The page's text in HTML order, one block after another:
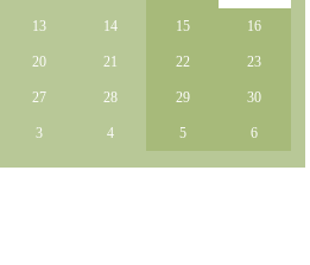
13 14 15 16
20 21 22 23
27 28 29 30
3 4 5 6